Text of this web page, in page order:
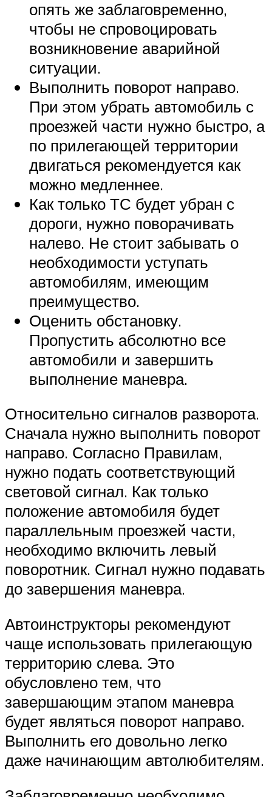
опять же заблаговременно,
чтобы не спровоцировать
возникновение аварийной
ситуации.
Выполнить поворот направо.
При этом убрать автомобиль с
проезжей части нужно быстро, а
по прилегающей территории
двигаться рекомендуется как
можно медленнее.
Как только ТС будет убран с
дороги, нужно поворачивать
налево. Не стоит забывать о
необходимости уступать
автомобилям, имеющим
преимущество.
Оценить обстановку.
Пропустить абсолютно все
автомобили и завершить
выполнение маневра.
Относительно сигналов разворота.
Сначала нужно выполнить поворот
направо. Согласно Правилам,
нужно подать соответствующий
световой сигнал. Как только
положение автомобиля будет
параллельным проезжей части,
необходимо включить левый
поворотник. Сигнал нужно подавать
до завершения маневра.
Автоинструкторы рекомендуют
чаще использовать прилегающую
территорию слева. Это
обусловлено тем, что
завершающим этапом маневра
будет являться поворот направо.
Выполнить его довольно легко
даже начинающим автолюбителям.